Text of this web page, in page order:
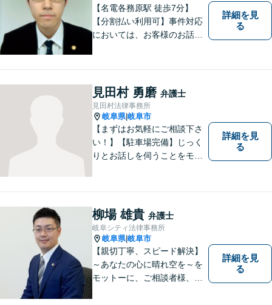
【名電各務原駅 徒歩7分】
【分割払い利用可】事件対応
においては、お客様のお話を
ることを心がけています。
詳細を見
る
見田村 勇磨 弁護士
見田村法律事務所
岐阜県|岐阜市
【まずはお気軽にご相談下さ
い！】【駐車場完備】じっく
りとお話しを伺うことをモッ
詳細を見
る
柳場 雄貴 弁護士
岐阜シティ法律事務所
岐阜県|岐阜市
【親切丁寧、スピード解決】
～あなたの心に晴れ空を～を
モットーに、ご相談者様、依
詳細を見
る